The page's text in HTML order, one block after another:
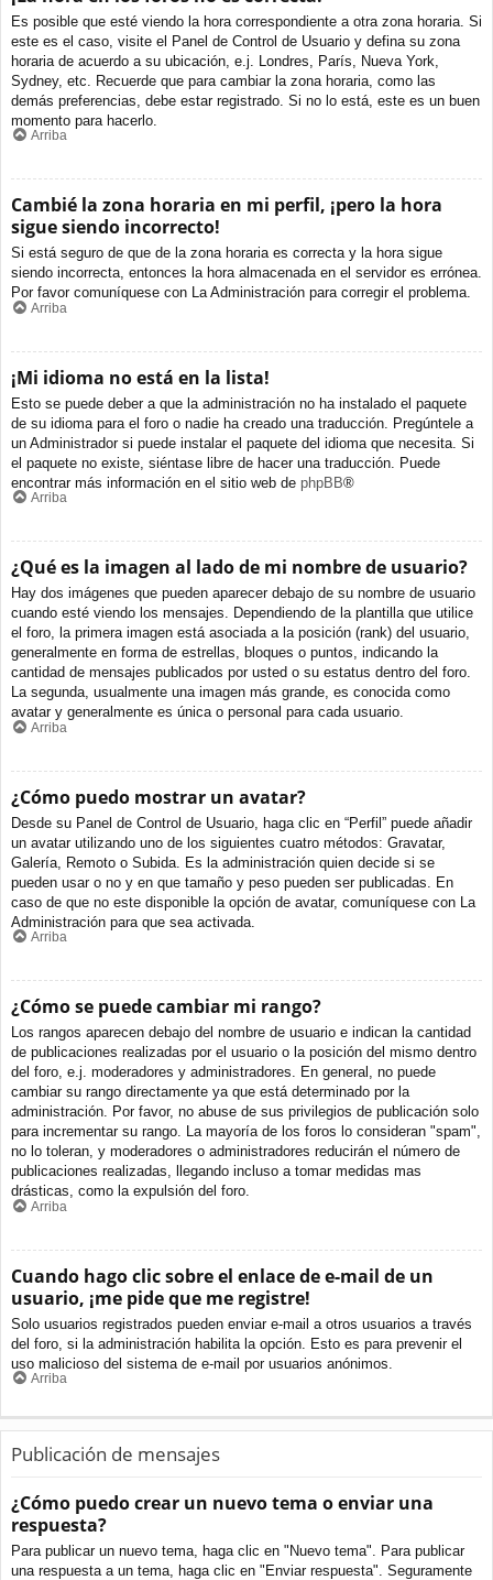
Es posible que esté viendo la hora correspondiente a otra zona horaria. Si
este es el caso, visite el Panel de Control de Usuario y defina su zona
horaria de acuerdo a su ubicación, e.j. Londres, París, Nueva York,
Sydney, etc. Recuerde que para cambiar la zona horaria, como las
demás preferencias, debe estar registrado. Si no lo está, este es un buen
momento para hacerlo.
Arriba
Cambié la zona horaria en mi perfil, ¡pero la hora
sigue siendo incorrecto!
Si está seguro de que de la zona horaria es correcta y la hora sigue
siendo incorrecta, entonces la hora almacenada en el servidor es errónea.
Por favor comuníquese con La Administración para corregir el problema.
Arriba
¡Mi idioma no está en la lista!
Esto se puede deber a que la administración no ha instalado el paquete
de su idioma para el foro o nadie ha creado una traducción. Pregúntele a
un Administrador si puede instalar el paquete del idioma que necesita. Si
el paquete no existe, siéntase libre de hacer una traducción. Puede
encontrar más información en el sitio web de phpBB®
Arriba
¿Qué es la imagen al lado de mi nombre de usuario?
Hay dos imágenes que pueden aparecer debajo de su nombre de usuario
cuando esté viendo los mensajes. Dependiendo de la plantilla que utilice
el foro, la primera imagen está asociada a la posición (rank) del usuario,
generalmente en forma de estrellas, bloques o puntos, indicando la
cantidad de mensajes publicados por usted o su estatus dentro del foro.
La segunda, usualmente una imagen más grande, es conocida como
avatar y generalmente es única o personal para cada usuario.
Arriba
¿Cómo puedo mostrar un avatar?
Desde su Panel de Control de Usuario, haga clic en “Perfil” puede añadir
un avatar utilizando uno de los siguientes cuatro métodos: Gravatar,
Galería, Remoto o Subida. Es la administración quien decide si se
pueden usar o no y en que tamaño y peso pueden ser publicadas. En
caso de que no este disponible la opción de avatar, comuníquese con La
Administración para que sea activada.
Arriba
¿Cómo se puede cambiar mi rango?
Los rangos aparecen debajo del nombre de usuario e indican la cantidad
de publicaciones realizadas por el usuario o la posición del mismo dentro
del foro, e.j. moderadores y administradores. En general, no puede
cambiar su rango directamente ya que está determinado por la
administración. Por favor, no abuse de sus privilegios de publicación solo
para incrementar su rango. La mayoría de los foros lo consideran "spam",
no lo toleran, y moderadores o administradores reducirán el número de
publicaciones realizadas, llegando incluso a tomar medidas mas
drásticas, como la expulsión del foro.
Arriba
Cuando hago clic sobre el enlace de e-mail de un
usuario, ¡me pide que me registre!
Solo usuarios registrados pueden enviar e-mail a otros usuarios a través
del foro, si la administración habilita la opción. Esto es para prevenir el
uso malicioso del sistema de e-mail por usuarios anónimos.
Arriba
Publicación de mensajes
¿Cómo puedo crear un nuevo tema o enviar una
respuesta?
Para publicar un nuevo tema, haga clic en "Nuevo tema". Para publicar
una respuesta a un tema, haga clic en "Enviar respuesta". Seguramente